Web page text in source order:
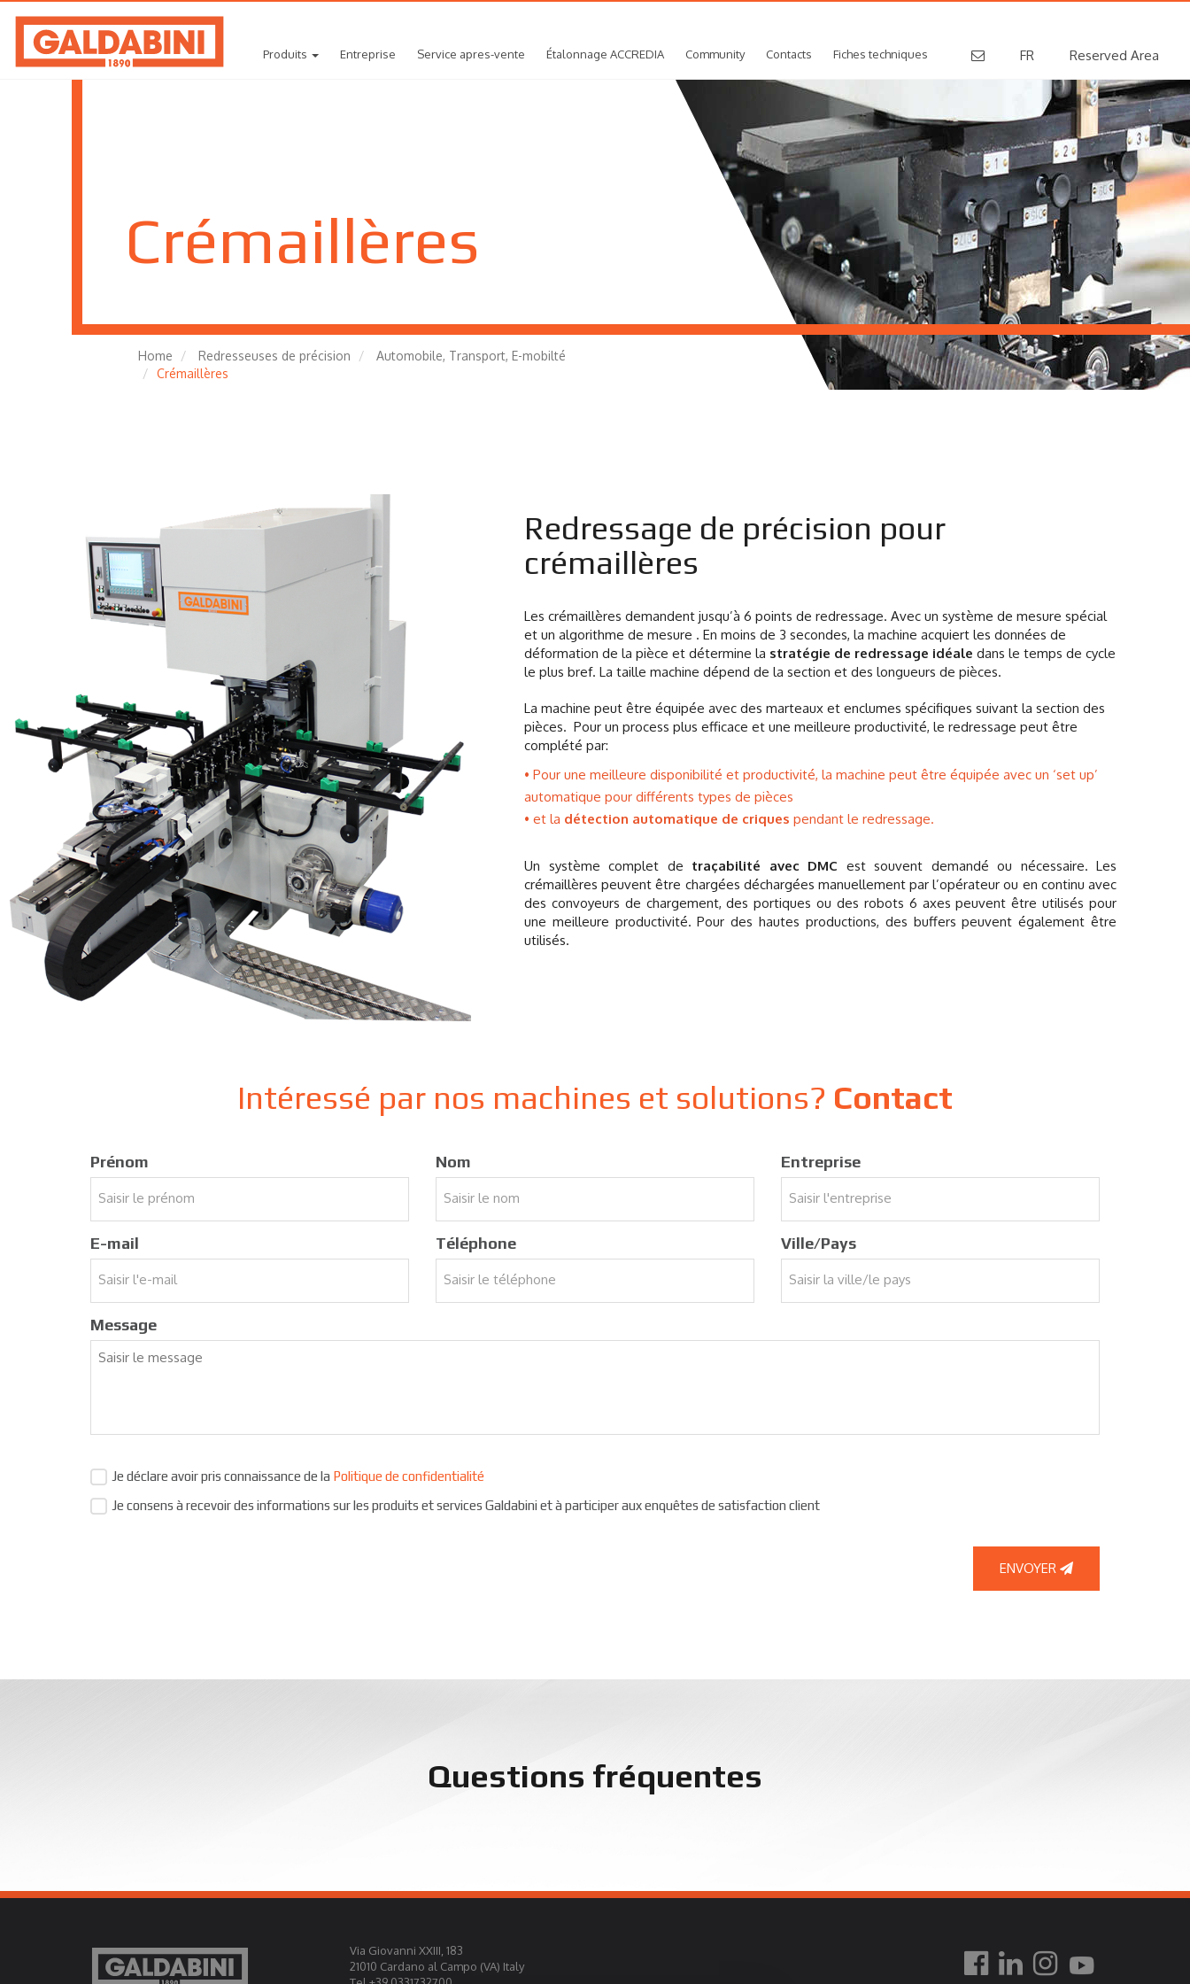
Produits Entreprise Service apres-vente Étalonnage ACCREDIA Community Contacts Fiches techniques FR Reserved Area
Crémaillères
Home Redresseuses de précision
Automobile, Transport, E-mobilté
Crémaillères
Redressage de précision pour
crémaillères
Les crémaillères demandent jusqu’à 6 points de redressage. Avec un système de mesure spécial
et un algorithme de mesure . En moins de 3 secondes, la machine acquiert les données de
déformation de la pièce et détermine la stratégie de redressage idéale dans le temps de cycle
le plus bref. La taille machine dépend de la section et des longueurs de pièces.
La machine peut être équipée avec des marteaux et enclumes spécifiques suivant la section des
pièces. Pour un process plus efficace et une meilleure productivité, le redressage peut être
complété par:
Pour une meilleure disponibilité et productivité, la machine peut être équipée avec un ‘set up’
automatique pour différents types de pièces
et la détection automatique de criques pendant le redressage.
Un système complet de traçabilité avec DMC est souvent demandé ou nécessaire. Les
crémaillères peuvent être chargées déchargées manuellement par l’opérateur ou en continu avec
des convoyeurs de chargement, des portiques ou des robots 6 axes peuvent être utilisés pour
une meilleure productivité. Pour des hautes productions, des buffers peuvent également être
utilisés.
Intéressé par nos machines et solutions? Contact
Prénom Nom Entreprise
E-mail Téléphone Ville/Pays
Message
Je déclare avoir pris connaissance de la Politique de confidentialité
Je consens à recevoir des informations sur les produits et services Galdabini et à participer aux enquêtes de satisfaction client
ENVOYER
Questions fréquentes
Via Giovanni XXIII, 183
21010 Cardano al Campo (VA) Italy